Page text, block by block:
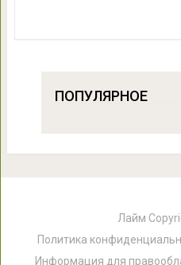
ПОПУЛЯРНОЕ
Лайм
Политика
Информация для